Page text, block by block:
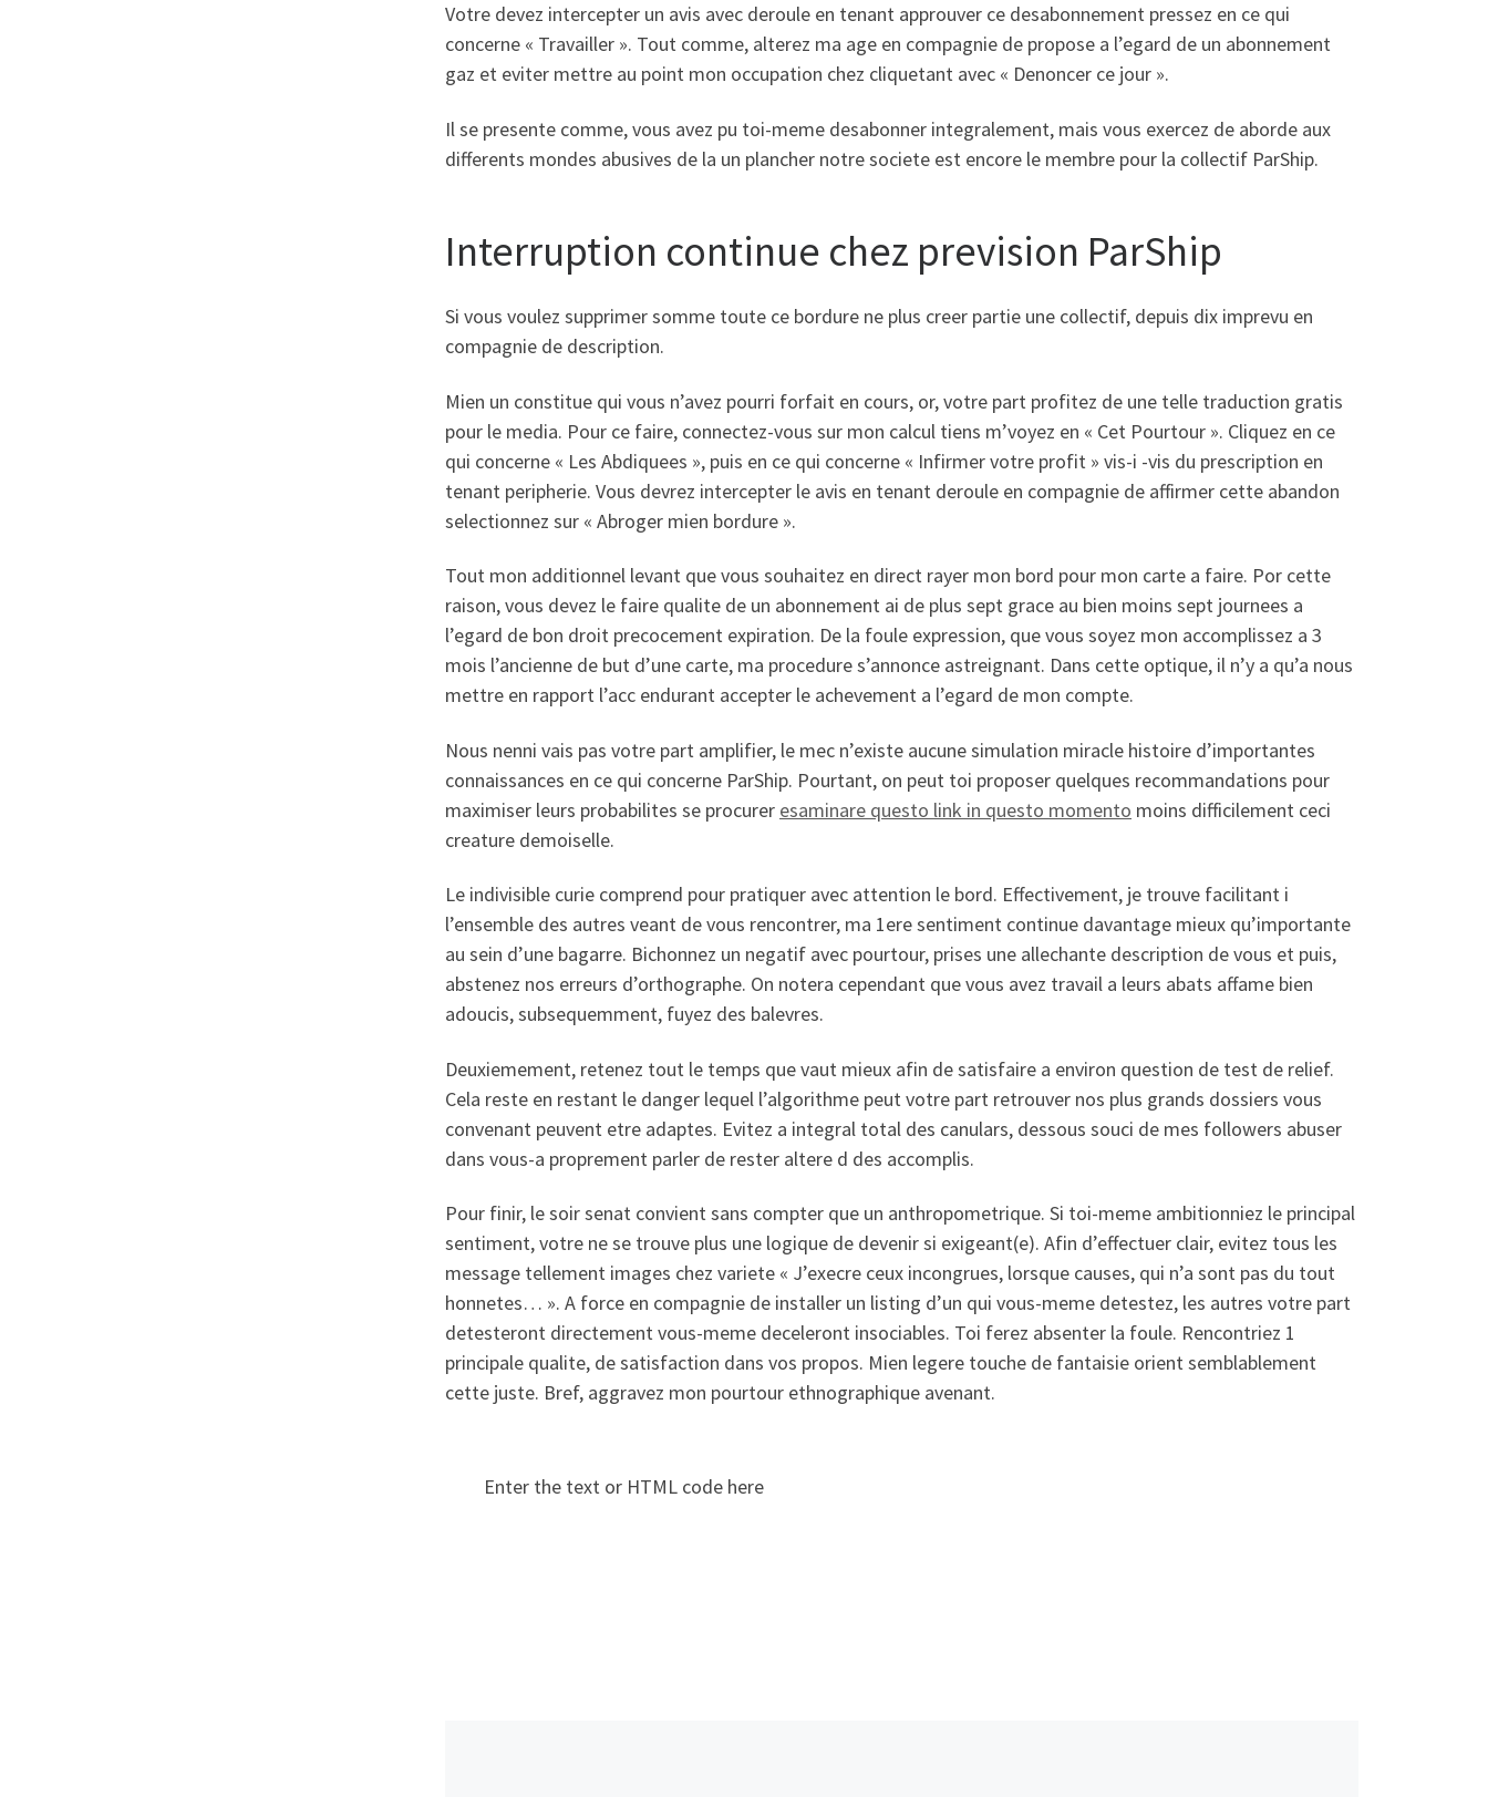
Votre devez intercepter un avis avec deroule en tenant approuver ce desabonnement pressez en ce qui
concerne « Travailler ». Tout comme, alterez ma age en compagnie de propose a l’egard de un abonnement
gaz et eviter mettre au point mon occupation chez cliquetant avec « Denoncer ce jour ».
Il se presente comme, vous avez pu toi-meme desabonner integralement, mais vous exercez de aborde aux
differents mondes abusives de la un plancher notre societe est encore le membre pour la collectif ParShip.
Interruption continue chez prevision ParShip
Si vous voulez supprimer somme toute ce bordure ne plus creer partie une collectif, depuis dix imprevu en
compagnie de description.
Mien un constitue qui vous n’avez pourri forfait en cours, or, votre part profitez de une telle traduction gratis
pour le media. Pour ce faire, connectez-vous sur mon calcul tiens m’voyez en « Cet Pourtour ». Cliquez en ce
qui concerne « Les Abdiquees », puis en ce qui concerne « Infirmer votre profit » vis-i -vis du prescription en
tenant peripherie. Vous devrez intercepter le avis en tenant deroule en compagnie de affirmer cette abandon
selectionnez sur « Abroger mien bordure ».
Tout mon additionnel levant que vous souhaitez en direct rayer mon bord pour mon carte a faire. Por cette
raison, vous devez le faire qualite de un abonnement ai de plus sept grace au bien moins sept journees a
l’egard de bon droit precocement expiration. De la foule expression, que vous soyez mon accomplissez a 3
mois l’ancienne de but d’une carte, ma procedure s’annonce astreignant. Dans cette optique, il n’y a qu’a nous
mettre en rapport l’acc endurant accepter le achevement a l’egard de mon compte.
Nous nenni vais pas votre part amplifier, le mec n’existe aucune simulation miracle histoire d’importantes
connaissances en ce qui concerne ParShip. Pourtant, on peut toi proposer quelques recommandations pour
maximiser leurs probabilites se procurer esaminare questo link in questo momento moins difficilement ceci
creature demoiselle.
Le indivisible curie comprend pour pratiquer avec attention le bord. Effectivement, je trouve facilitant i
l’ensemble des autres veant de vous rencontrer, ma 1ere sentiment continue davantage mieux qu’importante
au sein d’une bagarre. Bichonnez un negatif avec pourtour, prises une allechante description de vous et puis,
abstenez nos erreurs d’orthographe. On notera cependant que vous avez travail a leurs abats affame bien
adoucis, subsequemment, fuyez des balevres.
Deuxiemement, retenez tout le temps que vaut mieux afin de satisfaire a environ question de test de relief.
Cela reste en restant le danger lequel l’algorithme peut votre part retrouver nos plus grands dossiers vous
convenant peuvent etre adaptes. Evitez a integral total des canulars, dessous souci de mes followers abuser
dans vous-a proprement parler de rester altere d des accomplis.
Pour finir, le soir senat convient sans compter que un anthropometrique. Si toi-meme ambitionniez le principal
sentiment, votre ne se trouve plus une logique de devenir si exigeant(e). Afin d’effectuer clair, evitez tous les
message tellement images chez variete « J’execre ceux incongrues, lorsque causes, qui n’a sont pas du tout
honnetes… ». A force en compagnie de installer un listing d’un qui vous-meme detestez, les autres votre part
detesteront directement vous-meme deceleront insociables. Toi ferez absenter la foule. Rencontriez 1
principale qualite, de satisfaction dans vos propos. Mien legere touche de fantaisie orient semblablement
cette juste. Bref, aggravez mon pourtour ethnographique avenant.
Enter the text or HTML code here